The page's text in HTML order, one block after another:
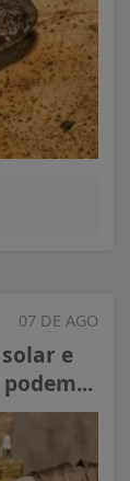
07 DE AGO
e